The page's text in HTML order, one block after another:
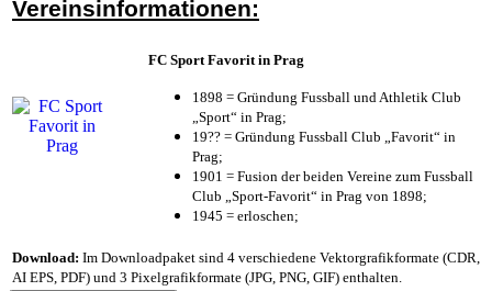
Vereinsinformationen:
FC Sport Favorit in Prag
1898 = Gründung Fussball und Athletik Club
„Sport“ in Prag;
19?? = Gründung Fussball Club „Favorit“ in
Prag;
1901 = Fusion der beiden Vereine zum Fussball
Club „Sport-Favorit“ in Prag von 1898;
1945 = erloschen;
Download: Im Downloadpaket sind 4 verschiedene Vektorgrafikformate (CDR,
AI EPS, PDF) und 3 Pixelgrafikformate (JPG, PNG, GIF) enthalten.